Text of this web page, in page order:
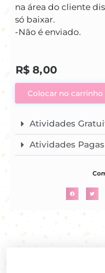
na área do cliente
só baixar.
-Não é enviado.
R$ 8,00
Colocar no carrinho
Atividades
Atividades Pagas